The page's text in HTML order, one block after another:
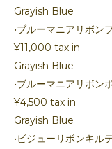
Grayish Blue
•ブルーマニアリボン
¥11,000 tax in
Grayish Blue
•ブルーマニアリボン
¥4,500 tax in
Grayish Blue
•ビジューリボンキル